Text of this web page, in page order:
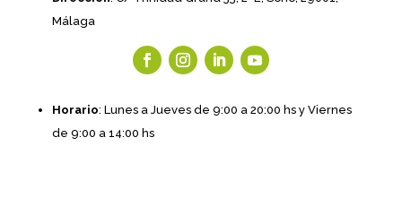
Málaga
Horario: Lunes a Jueves de 9:00 a 20:00 hs y Viernes
de 9:00 a 14:00 hs